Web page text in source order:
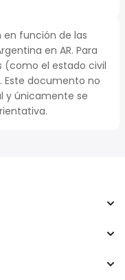
en función de las
en AR. Para
(como el estado civil
Este documento no
y únicamente se